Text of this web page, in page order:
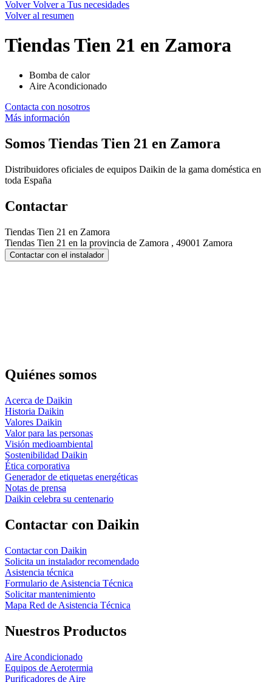
Volver Volver a Tus necesidades
Volver al resumen
Tiendas Tien 21 en Zamora
Bomba de calor
Aire Acondicionado
Contacta con nosotros
Más información
Somos Tiendas Tien 21 en Zamora
Distribuidores oficiales de equipos Daikin de la gama doméstica en
toda España
Contactar
Tiendas Tien 21 en Zamora
Tiendas Tien 21 en la provincia de Zamora , 49001 Zamora
Contactar con el instalador
Quiénes somos
Acerca de Daikin
Historia Daikin
Valores Daikin
Valor para las personas
Visión medioambiental
Sostenibilidad Daikin
Ética corporativa
Generador de etiquetas energéticas
Notas de prensa
Daikin celebra su centenario
Contactar con Daikin
Contactar con Daikin
Solicita un instalador recomendado
Asistencia técnica
Formulario de Asistencia Técnica
Solicitar mantenimiento
Mapa Red de Asistencia Técnica
Nuestros Productos
Aire Acondicionado
Equipos de Aerotermia
Purificadores de Aire